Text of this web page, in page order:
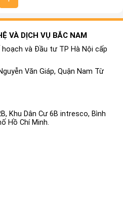
VÀ DỊCH VỤ BẮC NAM
hoạch và Đầu tư TP Hà Nội cấp
Văn Giáp, Quận Nam Từ
Khu Dân Cư 6B intresco, Bình
Hồ Chí Minh.